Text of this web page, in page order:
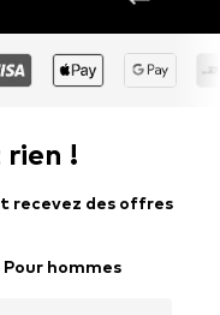
rien !
recevez des offres
Pour hommes